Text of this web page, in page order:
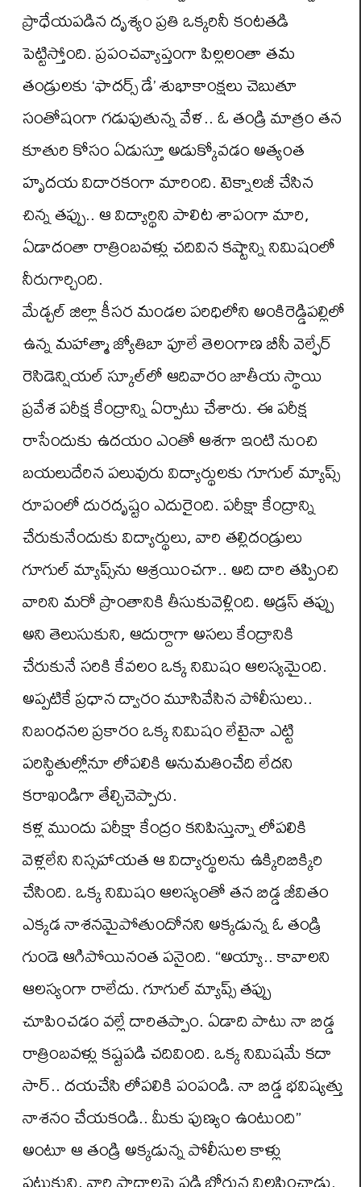
ప్రాధేయపడిన దృశ్యం ప్రతి ఒక్కరినీ కంటతడి
పెట్టిస్తోంది. ప్రపంచవ్యాప్తంగా పిల్లలంతా తమ
తండ్రులకు ‘ఫాదర్స్ డే’ శుభాకాంక్షలు చెబుతూ
సంతోషంగా గడుపుతున్న వేళ.. ఓ తండ్రి మాత్రం తన
కూతురి కోసం ఏడుస్తూ అడుక్కోవడం అత్యంత
హృదయ విదారకంగా మారింది. టెక్నాలజీ చేసిన
చిన్న తప్పు.. ఆ విద్యార్థిని పాలిట శాపంగా మారి,
ఏడాదంతా రాత్రింబవళ్లు చదివిన కష్టాన్ని నిమిషంలో
నీరుగార్చింది.
మేడ్చల్ జిల్లా కీసర మండల పరిధిలోని అంకిరెడ్డిపల్లిలో
ఉన్న మహాత్మా జ్యోతిబా పూలే తెలంగాణ బీసీ వెల్ఫేర్
రెసిడెన్షియల్ స్కూల్‌లో ఆదివారం జాతీయ స్థాయి
ప్రవేశ పరీక్ష కేంద్రాన్ని ఏర్పాటు చేశారు. ఈ పరీక్ష
రాసేందుకు ఉదయం ఎంతో ఆశగా ఇంటి నుంచి
బయలుదేరిన పలువురు విద్యార్థులకు గూగుల్ మ్యాప్స్
రూపంలో దురదృష్టం ఎదురైంది. పరీక్షా కేంద్రాన్ని
చేరుకునేందుకు విద్యార్థులు, వారి తల్లిదండ్రులు
గూగుల్ మ్యాప్స్‌ను ఆశ్రయించగా.. అది దారి తప్పించి
వారిని మరో ప్రాంతానికి తీసుకువెళ్లింది. అడ్రస్ తప్పు
అని తెలుసుకుని, ఆదుర్దాగా అసలు కేంద్రానికి
చేరుకునే సరికి కేవలం ఒక్క నిమిషం ఆలస్యమైంది.
అప్పటికే ప్రధాన ద్వారం మూసివేసిన పోలీసులు..
నిబంధనల ప్రకారం ఒక్క నిమిషం లేటైనా ఎట్టి
పరిస్థితుల్లోనూ లోపలికి అనుమతించేది లేదని
కరాఖండిగా తేల్చిచెప్పారు.
కళ్ల ముందు పరీక్షా కేంద్రం కనిపిస్తున్నా లోపలికి
వెళ్లలేని నిస్సహాయత ఆ విద్యార్థులను ఉక్కిరిబిక్కిరి
చేసింది. ఒక్క నిమిషం ఆలస్యంతో తన బిడ్డ జీవితం
ఎక్కడ నాశనమైపోతుందోనని అక్కడున్న ఓ తండ్రి
గుండె ఆగిపోయినంత పనైంది. “అయ్యా.. కావాలని
ఆలస్యంగా రాలేదు. గూగుల్ మ్యాప్స్ తప్పు
చూపించడం వల్లే దారితప్పాం. ఏడాది పాటు నా బిడ్డ
రాత్రింబవళ్లు కష్టపడి చదివింది. ఒక్క నిమిషమే కదా
సార్.. దయచేసి లోపలికి పంపండి. నా బిడ్డ భవిష్యత్తు
నాశనం చేయకండి.. మీకు పుణ్యం ఉంటుంది”
అంటూ ఆ తండ్రి అక్కడున్న పోలీసుల కాళ్లు